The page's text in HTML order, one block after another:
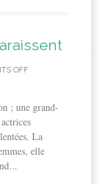
OFF
; une grand-
La
elle